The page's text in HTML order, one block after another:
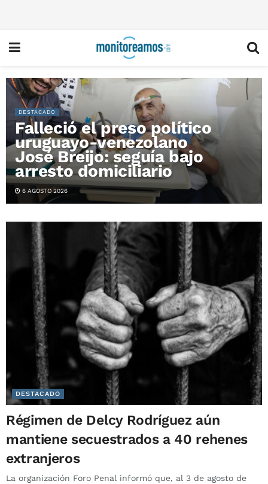
DESTACADO
Falleció el preso político
uruguayo-venezolano
José Breijo: seguía bajo
arresto domiciliario
6 AGOSTO 2026
DESTACADO
Régimen de Delcy Rodríguez aún
mantiene secuestrados a 40 rehenes
extranjeros
La organización Foro Penal informó que, al 3 de agosto de